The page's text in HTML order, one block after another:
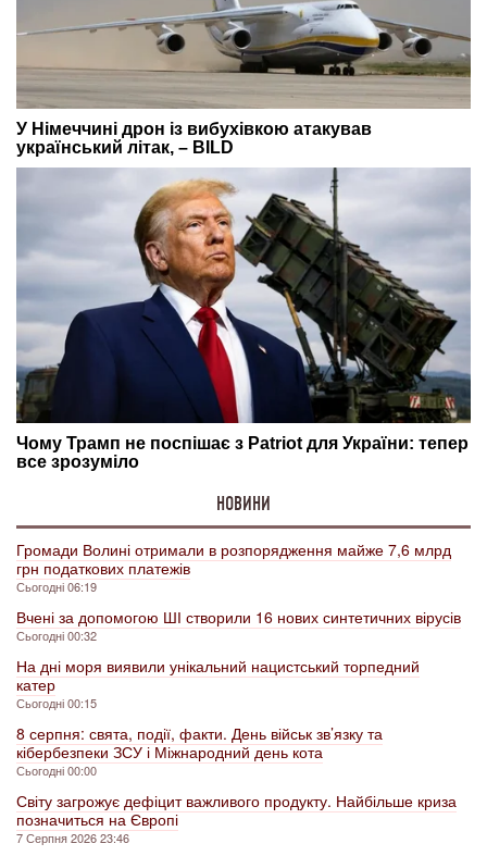
НОВИНИ
Громади Волині отримали в розпорядження майже 7,6 млрд
грн податкових платежів
Сьогодні 06:19
Вчені за допомогою ШІ створили 16 нових синтетичних вірусів
Сьогодні 00:32
На дні моря виявили унікальний нацистський торпедний
катер
Сьогодні 00:15
8 серпня: свята, події, факти. День військ зв’язку та
кібербезпеки ЗСУ і Міжнародний день кота
Сьогодні 00:00
Світу загрожує дефіцит важливого продукту. Найбільше криза
позначиться на Європі
7 Серпня 2026 23:46